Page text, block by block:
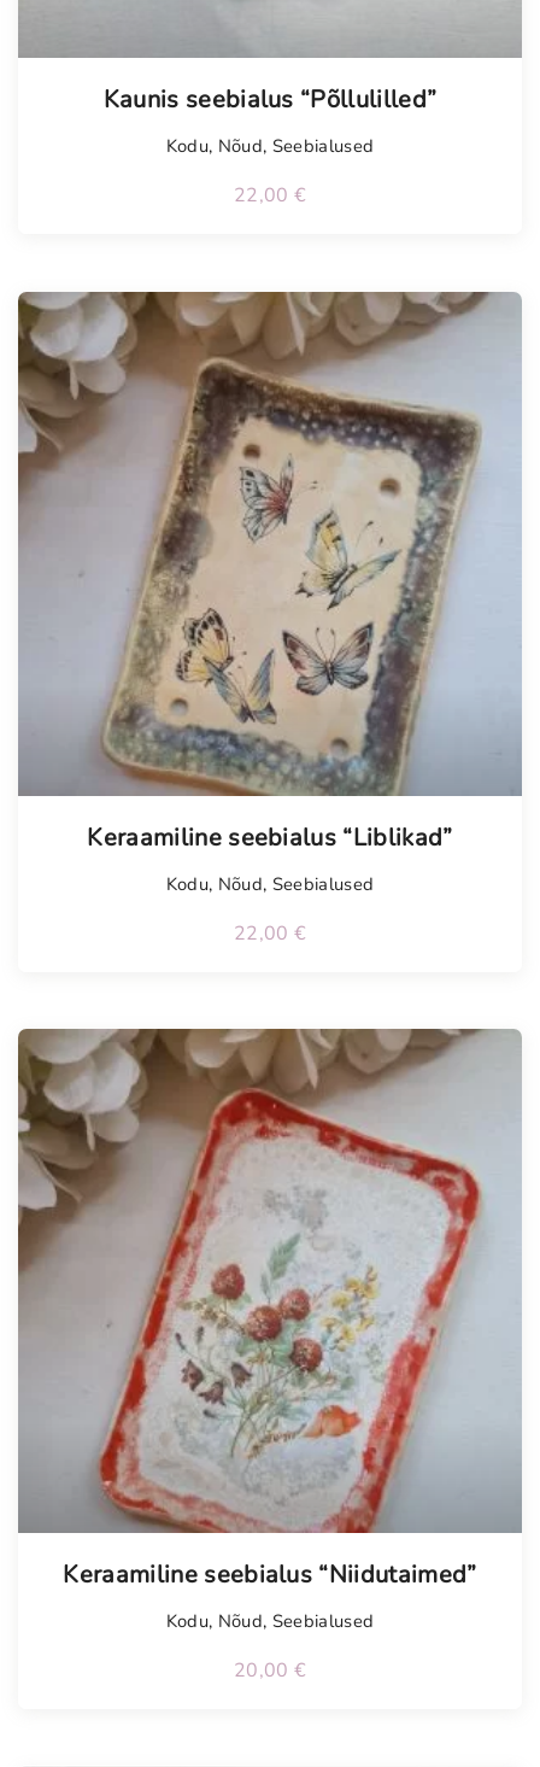
Kaunis seebialus “Põllulilled”
Kodu, Nõud, Seebialused
22,00 €
Keraamiline seebialus “Liblikad”
Kodu, Nõud, Seebialused
22,00 €
Keraamiline seebialus “Niidutaimed”
Kodu, Nõud, Seebialused
20,00 €